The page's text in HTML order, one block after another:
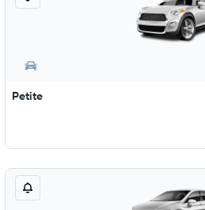
Petite